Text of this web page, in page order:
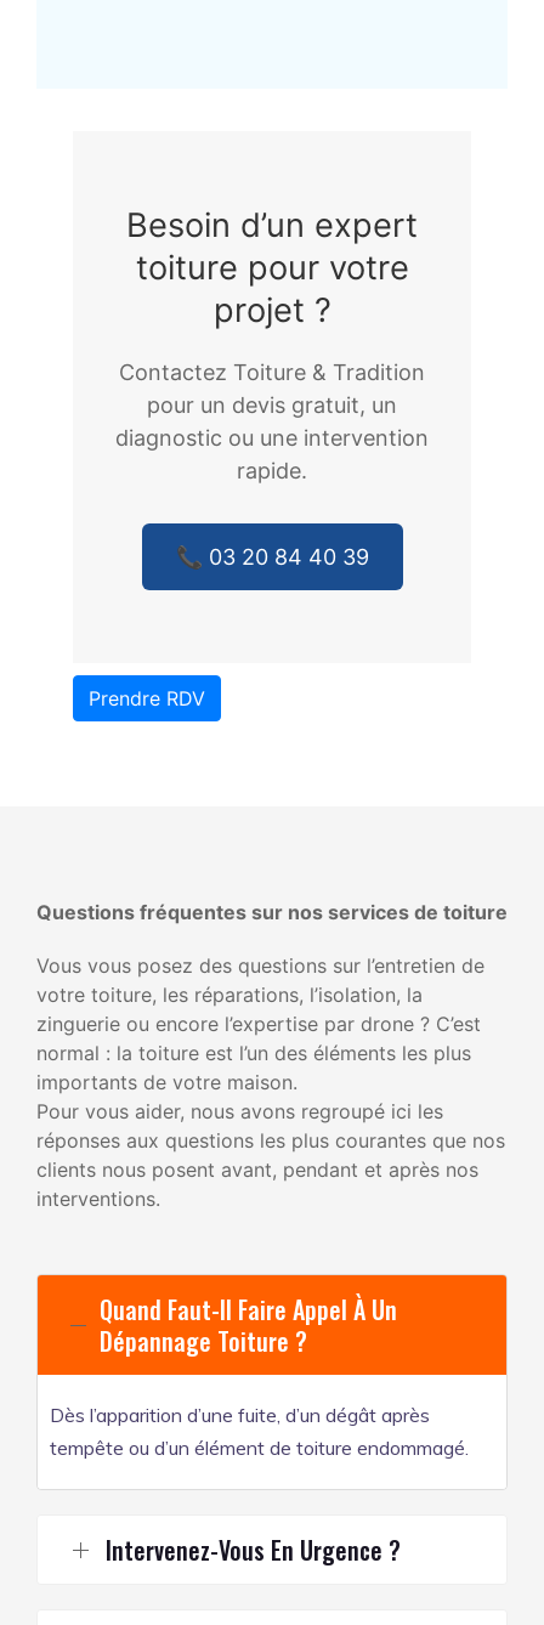
Besoin d’un expert
toiture pour votre
projet ?
Contactez Toiture & Tradition
pour un devis gratuit, un
diagnostic ou une intervention
rapide.
📞 03 20 84 40 39
Prendre RDV
Questions fréquentes sur nos services de toiture
Vous vous posez des questions sur l’entretien de
votre toiture, les réparations, l’isolation, la
zinguerie ou encore l’expertise par drone ? C’est
normal : la toiture est l’un des éléments les plus
importants de votre maison.
Pour vous aider, nous avons regroupé ici les
réponses aux questions les plus courantes que nos
clients nous posent avant, pendant et après nos
interventions.
Quand Faut-Il Faire Appel À Un
Dépannage Toiture ?
Dès l’apparition d’une fuite, d’un dégât après
tempête ou d’un élément de toiture endommagé.
Intervenez-Vous En Urgence ?